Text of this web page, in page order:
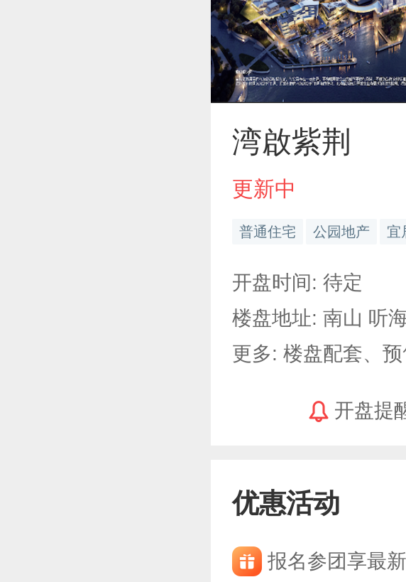
湾啟紫荆
更新中
普通住宅 公园地产 宜
开盘时间: 待定
楼盘地址: 南山 听
更多: 楼盘配套、
开盘提
优惠活动
报名参团享最